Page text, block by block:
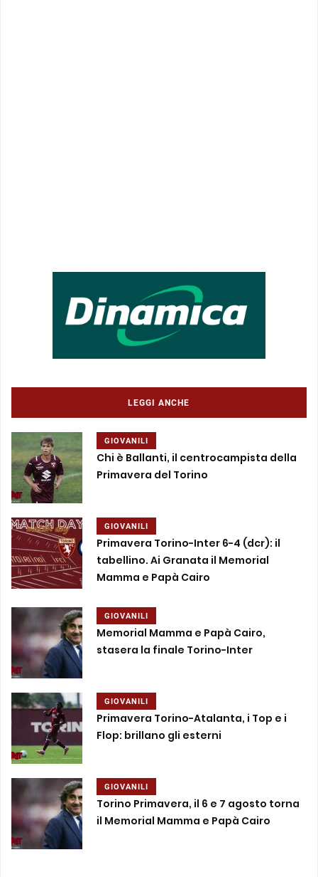
LEGGI ANCHE
GIOVANILI
Chi è Ballanti, il centrocampista della
Primavera del Torino
GIOVANILI
Primavera Torino-Inter 6-4 (dcr): il
tabellino. Ai Granata il Memorial
Mamma e Papà Cairo
GIOVANILI
Memorial Mamma e Papà Cairo,
stasera la finale Torino-Inter
GIOVANILI
Primavera Torino-Atalanta, i Top e i
Flop: brillano gli esterni
GIOVANILI
Torino Primavera, il 6 e 7 agosto torna
il Memorial Mamma e Papà Cairo